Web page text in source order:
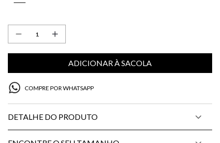
ADICIONAR À SACOLA
COMPRE POR WHATSAPP
DETALHE DO PRODUTO